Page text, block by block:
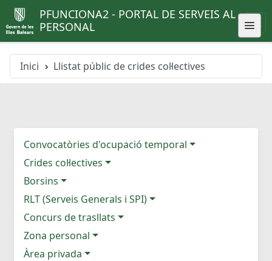
PFUNCIONA2 - PORTAL DE SERVEIS AL
PERSONAL
Inici Llistat públic de crides col·lectives
Convocatòries d'ocupació temporal
Crides col·lectives
Borsins
RLT (Serveis Generals i SPI)
Concurs de trasllats
Zona personal
Àrea privada